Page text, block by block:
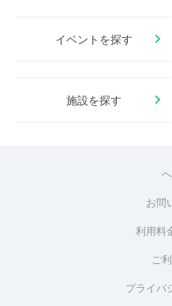
イベントを探す
施設を探す
お問
利用料
ご
プライバ